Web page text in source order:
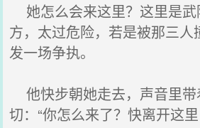
她怎么会来这里？这里是武
方，太过危险，若是被那三人
发一场争执。
他快步朝她走去，声音里带
切：“你怎么来了？快离开这